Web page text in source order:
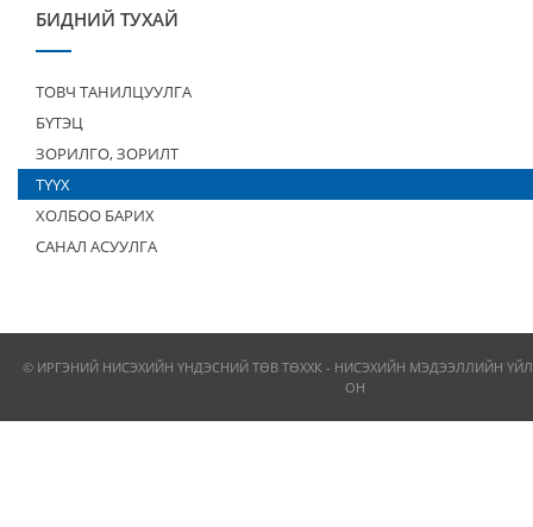
БИДНИЙ ТУХАЙ
ТОВЧ ТАНИЛЦУУЛГА
БҮТЭЦ
ЗОРИЛГО, ЗОРИЛТ
ТҮҮХ
ХОЛБОО БАРИХ
САНАЛ АСУУЛГА
© ИРГЭНИЙ НИСЭХИЙН ҮНДЭСНИЙ ТӨВ ТӨХХК - НИСЭХИЙН МЭДЭЭЛЛИЙН
ОН